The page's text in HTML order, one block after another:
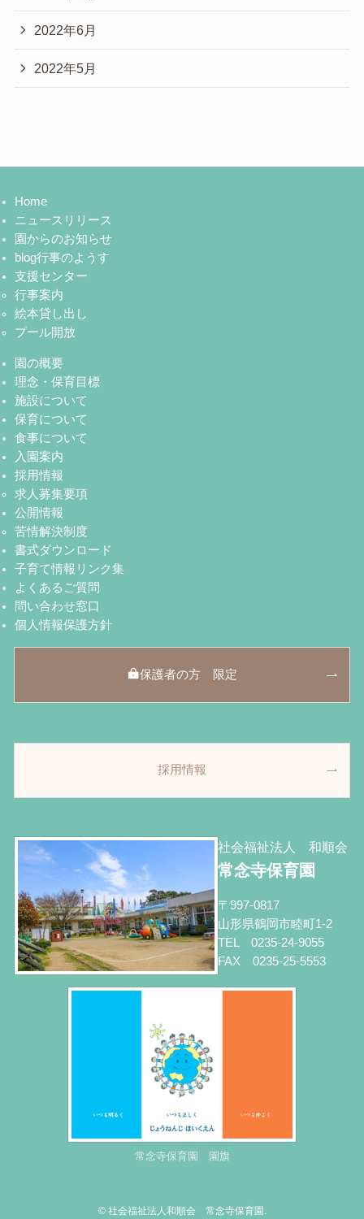
2022年6月
2022年5月
Home
ニュースリリース
園からのお知らせ
blog行事のようす
支援センター
行事案内
絵本貸し出し
プール開放
園の概要
理念・保育目標
施設について
保育について
食事について
入園案内
採用情報
求人募集要項
公開情報
苦情解決制度
書式ダウンロード
子育て情報リンク集
よくあるご質問
問い合わせ窓口
個人情報保護方針
保護者の方 限定
採用情報
社会福祉法人 和順会
常念寺保育園
〒997-0817
山形県鶴岡市睦町1-2
TEL 0235-24-9055
FAX 0235-25-5553
常念寺保育園 園旗
©社会福祉法人和順会 常念寺保育園.